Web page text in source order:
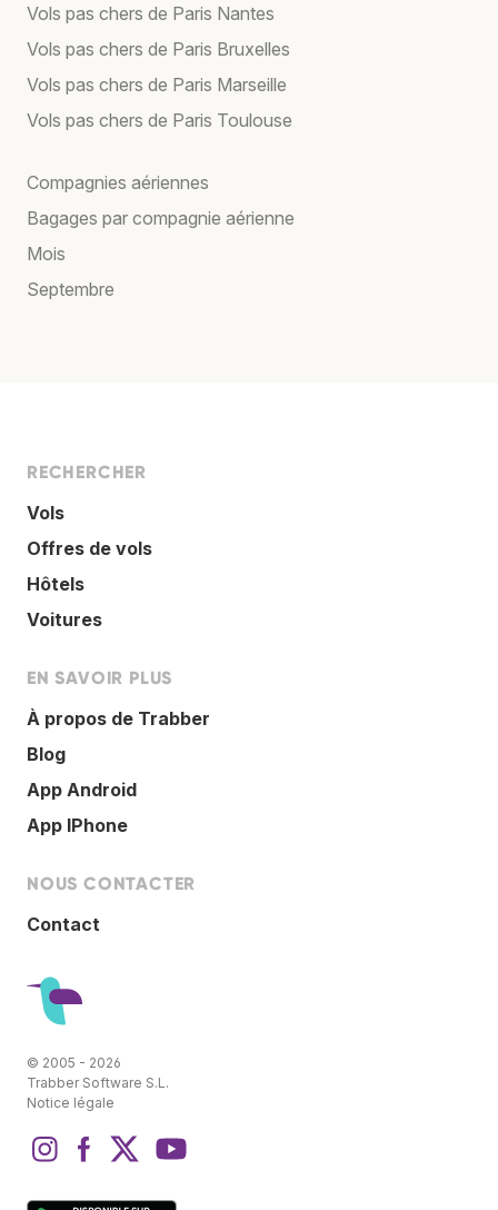
Vols pas chers de Paris Nantes
Vols pas chers de Paris Bruxelles
Vols pas chers de Paris Marseille
Vols pas chers de Paris Toulouse
Compagnies aériennes
Bagages par compagnie aérienne
Mois
Septembre
RECHERCHER
Vols
Offres de vols
Hôtels
Voitures
EN SAVOIR PLUS
À propos de Trabber
Blog
App Android
App IPhone
NOUS CONTACTER
Contact
© 2005 - 2026
Trabber Software S.L.
Notice légale